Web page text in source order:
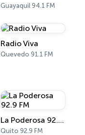
Guayaquil 94.1 FM
Radio Viva
Quevedo 91.1 FM
La Poderosa 92.9 FM
Quito 92.9 FM